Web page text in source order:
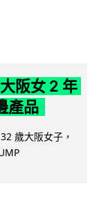
阪女 2 年
產品
歲大阪女子，